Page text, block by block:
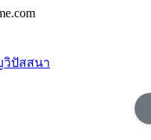
วิปัสสนา